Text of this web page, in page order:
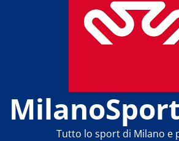
Tutto lo sport di Milano e